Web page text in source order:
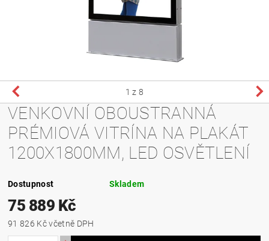
1 z 8
VENKOVNÍ OBOUSTRANNÁ
PRÉMIOVÁ VITRÍNA NA PLAKÁT
1200X1800MM, LED OSVĚTLENÍ
Dostupnost Skladem
75 889 Kč
91 826 Kč včetně DPH